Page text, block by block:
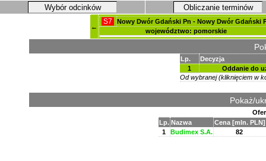
Wybór odcinków Obliczanie terminów
←
S7
Nowy Dwór Gdański Pn - Nowy Dwór Gdański
województwo: pomorskie
Lp.
Decyzja
1
Oddanie do
Od wybranej (kliknięciem w
Pokaż/
Lp. Nazwa
Cena [mln. PLN]
1
Budimex S.A. 82